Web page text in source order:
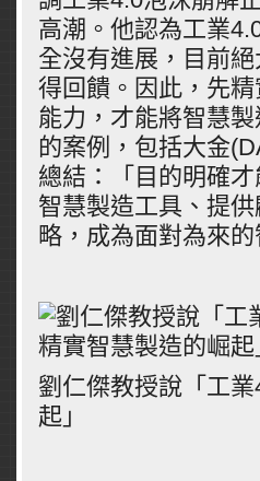
高潮。他認為工業
全沒有進展，目前
得回饋。因此，先
能力，才能將智慧
的案例，包括大金
總結：「目的明確
智慧製造工具、提
略，成為面對為來的
劉仁傑教授說「工
起」